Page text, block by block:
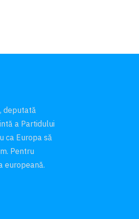
deputată
a Partidului
ca Europa să
Pentru
europeană.